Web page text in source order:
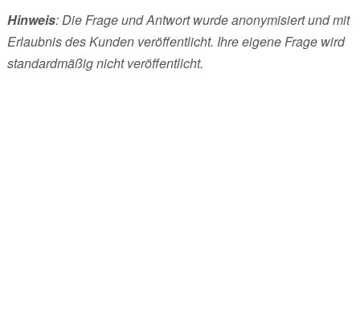
Hinweis: Die Frage und Antwort wurde anonymisiert und mit
Erlaubnis des Kunden veröffentlicht. Ihre eigene Frage wird
standardmäßig nicht veröffentlicht.